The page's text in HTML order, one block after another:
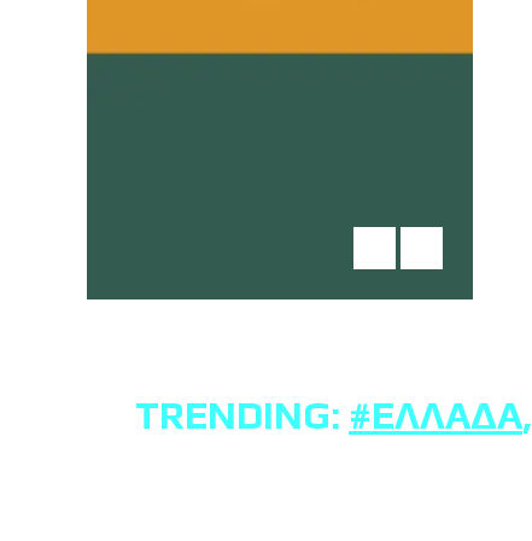
TRENDING: #ΕΛΛΆΔΑ,